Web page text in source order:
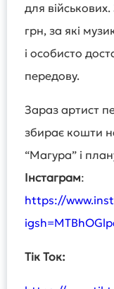
для
грн, за які
і особисто
передову.
Зараз артист
збирає кошти
“Магура” і
Інстаграм:
https://
Тік Ток: